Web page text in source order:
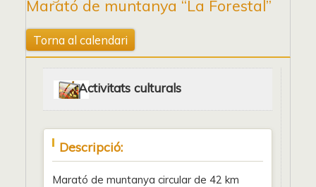
Marató de muntanya “La Forestal”
Torna al calendari
Activitats culturals
Descripció:
Marató de muntanya circular de 42 km